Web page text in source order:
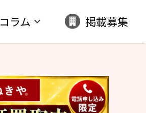
コラム 掲載募集